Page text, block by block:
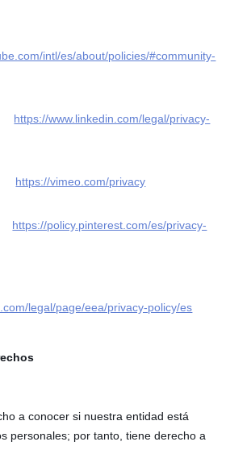
intl/es/about/policies/#community-
https://www.linkedin.com/legal/privacy-
https://vimeo.com/privacy
https://policy.pinterest.com/es/privacy-
legal/page/eea/privacy-policy/es
a conocer si nuestra entidad está
personales; por tanto, tiene derecho a